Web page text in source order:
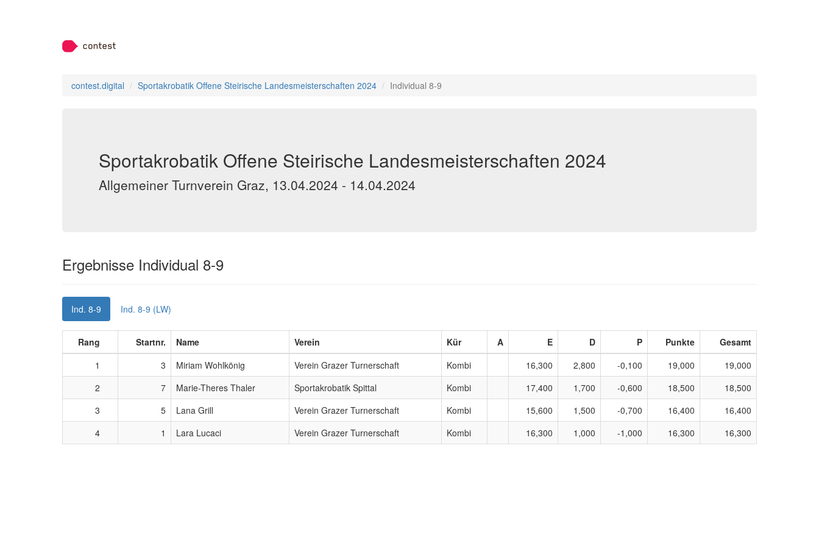
contest.digital Sportakrobatik Offene Steirische Landesmeisterschaften 2024 Individual 8-9
Sportakrobatik Offene Steirische Landesmeisterschaften 2024
Allgemeiner Turnverein Graz, 13.04.2024 - 14.04.2024
Ergebnisse Individual 8-9
Ind. 8-9 Ind. 8-9 (LW)
Rang Startnr. Name Verein Kür A E D P Punkte
Gesamt
1
3 Miriam Wohlkönig Verein Grazer Turnerschaft Kombi 16,300 2,800 -0,100 19,000
19,000
2
7 Marie-Theres Thaler Sportakrobatik Spittal Kombi 17,400 1,700 -0,600 18,500
18,500
3
5 Lana Grill Verein Grazer Turnerschaft Kombi 15,600 1,500 -0,700 16,400
16,400
4
1 Lara Lucaci Verein Grazer Turnerschaft Kombi 16,300 1,000 -1,000 16,300 16,300